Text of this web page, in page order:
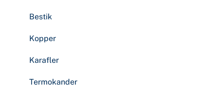
Bestik
Kopper
Karafler
Termokander